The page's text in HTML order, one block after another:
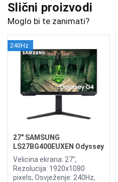
Slični proizvodi
Moglo bi te zanimati?
240Hz
27" SAMSUNG
LS27BG400EUXEN Odyssey
G4 240Hz Display
Velicina ekrana: 27",
Rezolucija: 1920x1080
pixels, Osvježenje: 240Hz,